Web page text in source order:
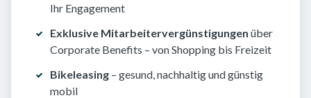
Ihr Engagement
Exklusive Mitarbeitervergünstigungen über
Corporate Benefits – von Shopping bis Freizeit
Bikeleasing – gesund, nachhaltig und günstig
mobil